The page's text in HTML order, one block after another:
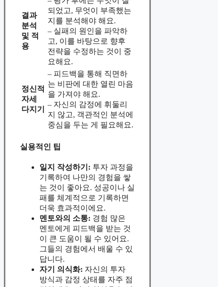
결과
분석
및 적
용
되었고, 무엇이 부족했는
지를 분석해야 해요.
– 실패의 원인을 파악하
고, 이를 바탕으로 향후
전략을 수정하는 것이 중
요해요.
정신적
자세
다지기
– 피드백을 통해 직면하
는 비판에 대한 열린 마음
을 가져야 해요.
– 자신의 감정에 휘둘리
지 않고, 객관적인 분석에
중심을 두는 게 필요해요.
실용적인 팁
일지 작성하기: 투자 과정을
기록하여 나만의 경험을 쌓
는 것이 좋아요. 성공이나 실
패를 체계적으로 기록하면
더욱 효과적이에요.
멘토와의 소통: 경험 많은
멘토에게 피드백을 받는 것
이 큰 도움이 될 수 있어요.
그들의 경험에서 배울 수 있
답니다.
자기 의식화: 자신의 투자
방식과 감정 상태를 자주 점